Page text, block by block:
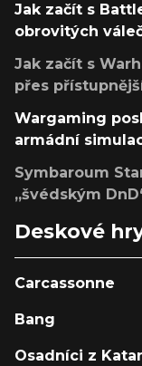
Jak začít s
obrovitých
Jak začít s
přes
Wargaming
armádní
Symbaroum
„švédským
Deskové
Carcassonne
Bang
Osadníci z